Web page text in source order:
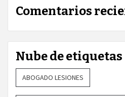
Comentarios
Nube de etiquetas
ABOGADO LESIONES